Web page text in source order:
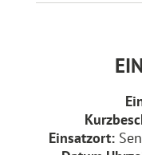
Einsatzort: